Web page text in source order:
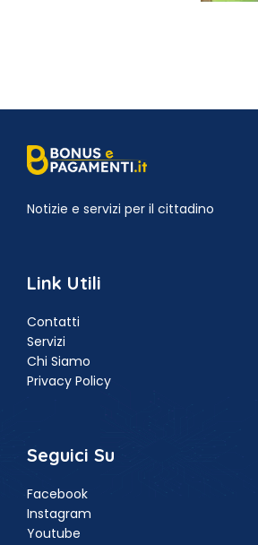
Notizie e servizi per il cittadino
Link Utili
Contatti
Servizi
Chi Siamo
Privacy Policy
Seguici Su
Facebook
Instagram
Youtube